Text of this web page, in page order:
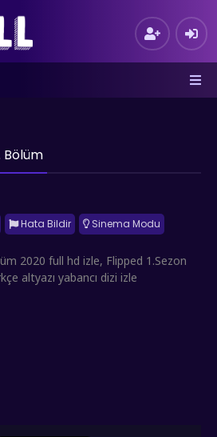
Bölüm
Hata Bildir Sinema Modu
2020 full hd izle, Flipped 1.Sezon
altyazı yabancı dizi izle